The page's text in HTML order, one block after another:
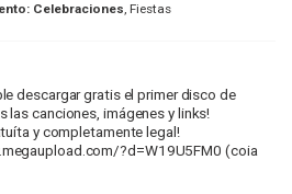
Celebraciones, Fiestas
descargar gratis el primer disco de
las canciones, imágenes y links!
y completamente legal!
?d=W19U5FM0 (coia